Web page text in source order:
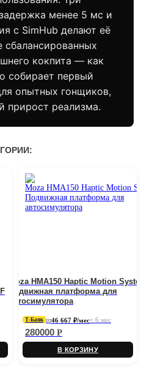
менее 5 мс и
с SimHub делают её
сбалансированных
кокпита — как
собирает первый
опытных гонщиков,
реализма.
Moza HMA150 Haptic Motion System
Подвижная платформа для
автосимулятора
Т‑Банк от46 667 ₽/мес× 6 мес
280000 Р
В КОРЗИНУ